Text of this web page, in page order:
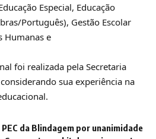
Especial, Educação
Português), Gestão Escolar
Humanas e
foi realizada pela Secretaria
sua experiência na
PEC da Blindagem por unanimidade